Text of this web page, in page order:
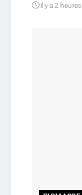
il y a 2 heures